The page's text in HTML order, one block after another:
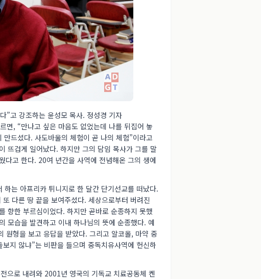
”고 강조하는 윤성모 목사. 정성경 기자
면, “만나고 싶은 마음도 없었는데 나를 뒤집어 놓
드셨다. 사도바울의 체험이 곧 나의 체험”이라고
뜨겁게 일어났다. 하지만 그의 담임 목사가 그를 말
다고 한다. 20여 년간을 사역에 전념해온 그의 생에
는 아프리카 튀니지로 한 달간 단기선교를 떠났다.
다른 땅 끝을 보여주셨다. 세상으로부터 버려진
향한 부르심이었다. 하지만 곧바로 순종하지 못했
모습을 발견하고 이내 하나님의 뜻에 순종했다. 예
원형을 보고 응답을 받았다. 그리고 알코올, 마약 중
지 않냐”는 비판을 들으며 중독치유사역에 헌신하
으로 내려와 2001년 영국의 기독교 치료공동체 켄